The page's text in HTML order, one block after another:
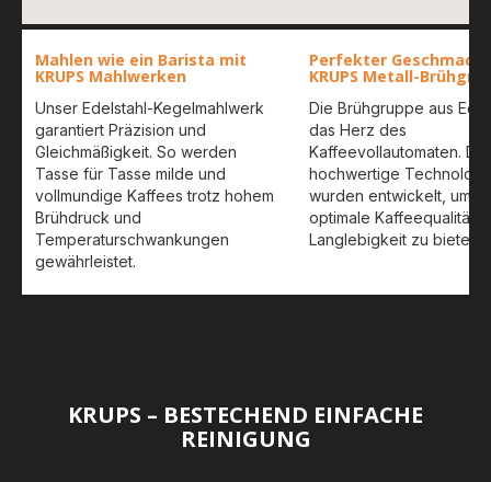
Mahlen wie ein Barista mit
KRUPS Mahlwerken
Unser Edelstahl-Kegelmahlwerk
garantiert Präzision und
Gleichmäßigkeit. So werden
Tasse für Tasse milde und
vollmundige Kaffees trotz hohem
Brühdruck und
Temperaturschwankungen
gewährleistet.
Perfekter Geschmack
KRUPS Metall-
Die Brühgruppe aus
das Herz des
Kaffeevollautomaten.
hochwertige
wurden entwickelt, um
optimale Kaffeequalität
Langlebigkeit zu bieten.
KRUPS – BESTECHEND EINFACHE
REINIGUNG